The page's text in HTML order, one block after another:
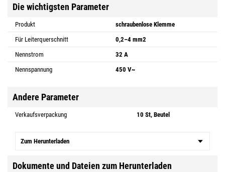
Die wichtigsten Parameter
Produkt
schraubenlose Klemme
Für Leiterquerschnitt
0,2–4 mm2
Nennstrom
32 A
Nennspannung
450 V~
Andere Parameter
Verkaufsverpackung 10 St, Beutel
Zum Herunterladen
Dokumente und Dateien zum Herunterladen